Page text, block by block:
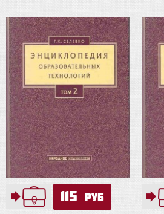
115 руб